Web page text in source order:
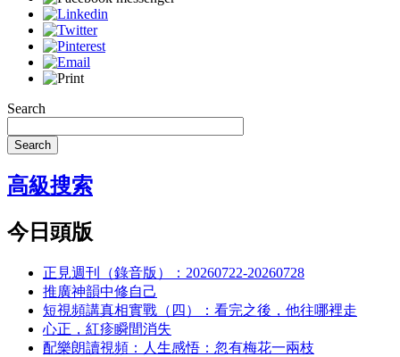
Search
Search
高級搜索
今日頭版
正見週刊（錄音版）：20260722-20260728
推廣神韻中修自己
短視頻講真相實戰（四）：看完之後，他往哪裡走
心正，紅疹瞬間消失
配樂朗讀視頻：人生感悟：忽有梅花一兩枝